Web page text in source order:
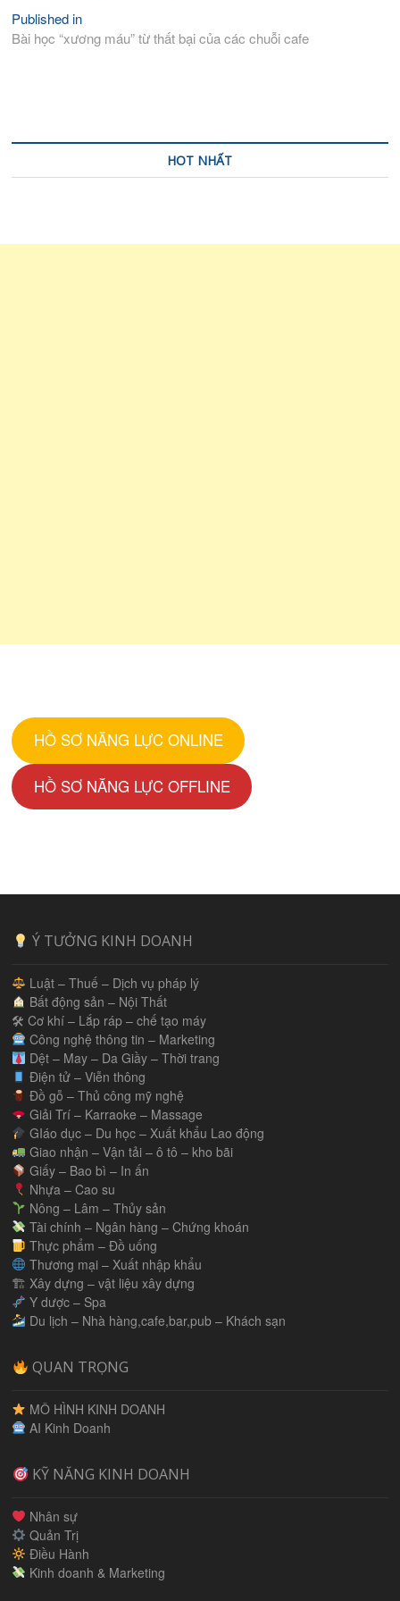
Điều
hướng
Published in
Bài học “xương máu” từ thất bại của các chuỗi cafe
HOT NHẤT
HỒ SƠ NĂNG LỰC ONLINE
HỒ SƠ NĂNG LỰC OFFLINE
Ý TƯỞNG KINH DOANH
Luật – Thuế – Dịch vụ pháp lý
Bất động sản – Nội Thất
🛠 Cơ khí – Lắp ráp – chế tạo máy
Công nghệ thông tin – Marketing
Dệt – May – Da Giầy – Thời trang
Điện tử – Viễn thông
Đồ gỗ – Thủ công mỹ nghệ
Giải Trí – Karraoke – Massage
GIáo dục – Du học – Xuất khẩu Lao động
Giao nhận – Vận tải – ô tô – kho bãi
Giấy – Bao bì – In ấn
Nhựa – Cao su
Nông – Lâm – Thủy sản
Tài chính – Ngân hàng – Chứng khoán
Thực phẩm – Đồ uống
Thương mại – Xuất nhập khẩu
🏗 Xây dựng – vật liệu xây dựng
Y dược – Spa
Du lịch – Nhà hàng,cafe,bar,pub – Khách sạn
QUAN TRỌNG
MÔ HÌNH KINH DOANH
AI Kinh Doanh
KỸ NĂNG KINH DOANH
Nhân sự
Quản Trị
Điều Hành
Kinh doanh & Marketing